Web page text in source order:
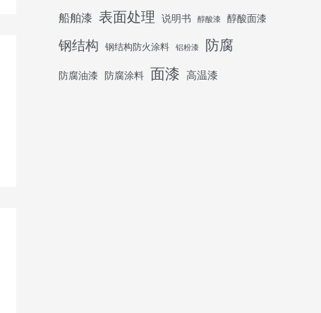
船舶漆 表面处理 说明书 醇酸漆 醇酸面漆
钢结构 钢结构防火涂料 铝粉漆 防腐
防腐油漆 防腐涂料 面漆 高温漆